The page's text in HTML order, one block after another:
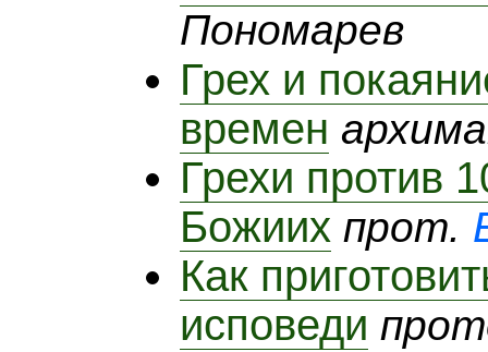
Пономарев
Грех и
времен
Грехи против
Божиих прот.
Как
исповеди